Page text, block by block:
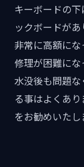
キーボードの
ックボードが
非常に高額に
修理が困難にな
水没後も問題
る事はよくあ
をお勧めいたし